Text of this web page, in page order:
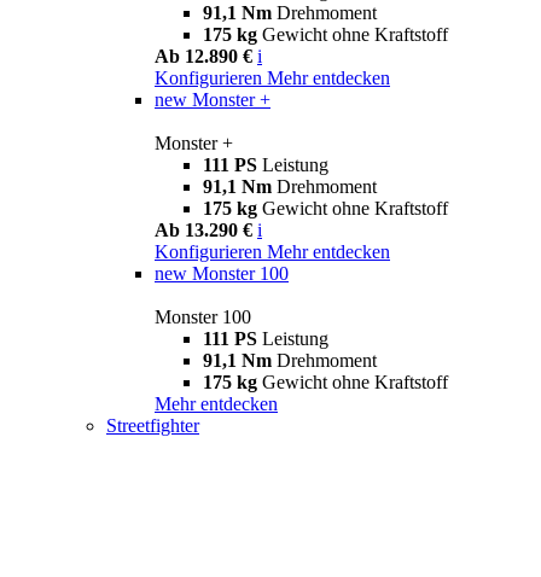
91,1 Nm Drehmoment
175 kg Gewicht ohne Kraftstoff
Ab 12.890 € i
Konfigurieren Mehr entdecken
new Monster +
Monster +
111 PS Leistung
91,1 Nm Drehmoment
175 kg Gewicht ohne Kraftstoff
Ab 13.290 € i
Konfigurieren Mehr entdecken
new Monster 100
Monster 100
111 PS Leistung
91,1 Nm Drehmoment
175 kg Gewicht ohne Kraftstoff
Mehr entdecken
Streetfighter